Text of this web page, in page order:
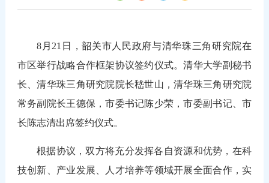
8月21日，韶关市人民政府与清华珠三角研究院在
市区举行战略合作框架协议签约仪式。清华大学副秘书
长、清华珠三角研究院院长嵇世山，清华珠三角研究院
常务副院长王德保，市委书记陈少荣，市委副书记、市
长陈志清出席签约仪式。
根据协议，双方将充分发挥各自资源和优势，在科
技创新、产业发展、人才培养等领域开展全面合作，实